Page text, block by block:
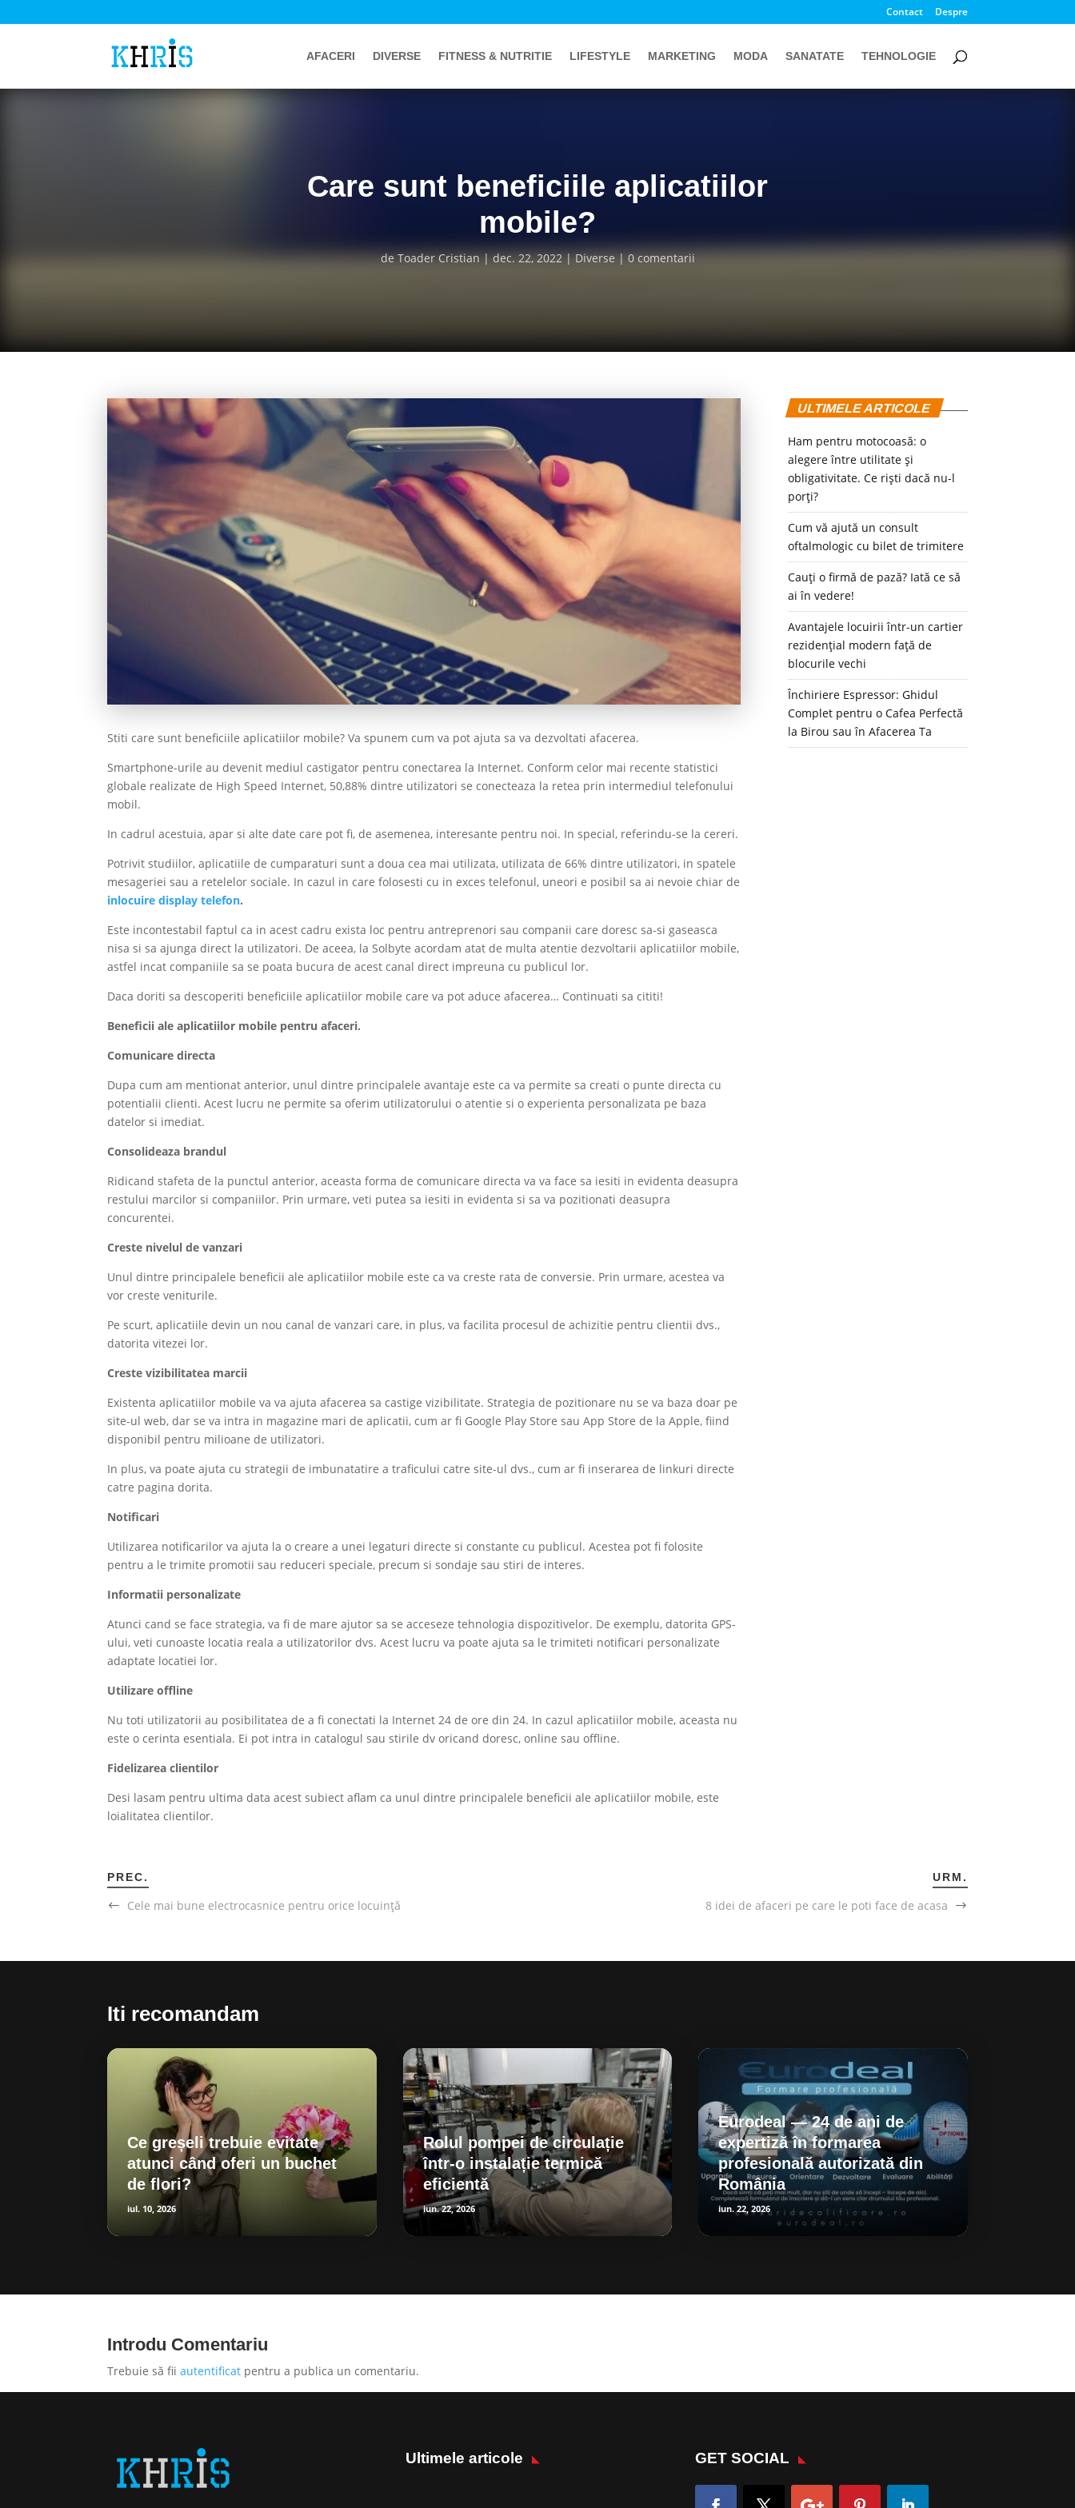
Contact Despre
AFACERI DIVERSE FITNESS & NUTRITIE LIFESTYLE MARKETING MODA SANATATE TEHNOLOGIE
Care sunt beneficiile aplicatiilor
mobile?
deToader Cristian dec. 22, 2022 Diverse 0 comentarii
Stiti care sunt beneficiile aplicatiilor mobile? Va spunem cum va pot ajuta sa va dezvoltati afacerea.
Smartphone-urile au devenit mediul castigator pentru conectarea la Internet. Conform celor mai recente statistici
globale realizate de High Speed Internet, 50,88% dintre utilizatori se conecteaza la retea prin intermediul telefonului
mobil.
In cadrul acestuia, apar si alte date care pot fi, de asemenea, interesante pentru noi. In special, referindu-se la cereri.
Potrivit studiilor, aplicatiile de cumparaturi sunt a doua cea mai utilizata, utilizata de 66% dintre utilizatori, in spatele
mesageriei sau a retelelor sociale. In cazul in care folosesti cu in exces telefonul, uneori e posibil sa ai nevoie chiar de
inlocuire display telefon.
Este incontestabil faptul ca in acest cadru exista loc pentru antreprenori sau companii care doresc sa-si gaseasca
nisa si sa ajunga direct la utilizatori. De aceea, la Solbyte acordam atat de multa atentie dezvoltarii aplicatiilor mobile,
astfel incat companiile sa se poata bucura de acest canal direct impreuna cu publicul lor.
Daca doriti sa descoperiti beneficiile aplicatiilor mobile care va pot aduce afacerea… Continuati sa cititi!
Beneficii ale aplicatiilor mobile pentru afaceri.
Comunicare directa
Dupa cum am mentionat anterior, unul dintre principalele avantaje este ca va permite sa creati o punte directa cu
potentialii clienti. Acest lucru ne permite sa oferim utilizatorului o atentie si o experienta personalizata pe baza
datelor si imediat.
Consolideaza brandul
Ridicand stafeta de la punctul anterior, aceasta forma de comunicare directa va va face sa iesiti in evidenta deasupra
restului marcilor si companiilor. Prin urmare, veti putea sa iesiti in evidenta si sa va pozitionati deasupra
concurentei.
Creste nivelul de vanzari
Unul dintre principalele beneficii ale aplicatiilor mobile este ca va creste rata de conversie. Prin urmare, acestea va
vor creste veniturile.
Pe scurt, aplicatiile devin un nou canal de vanzari care, in plus, va facilita procesul de achizitie pentru clientii dvs.,
datorita vitezei lor.
Creste vizibilitatea marcii
Existenta aplicatiilor mobile va va ajuta afacerea sa castige vizibilitate. Strategia de pozitionare nu se va baza doar pe
site-ul web, dar se va intra in magazine mari de aplicatii, cum ar fi Google Play Store sau App Store de la Apple, fiind
disponibil pentru milioane de utilizatori.
In plus, va poate ajuta cu strategii de imbunatatire a traficului catre site-ul dvs., cum ar fi inserarea de linkuri directe
catre pagina dorita.
Notificari
Utilizarea notificarilor va ajuta la o creare a unei legaturi directe si constante cu publicul. Acestea pot fi folosite
pentru a le trimite promotii sau reduceri speciale, precum si sondaje sau stiri de interes.
Informatii personalizate
Atunci cand se face strategia, va fi de mare ajutor sa se acceseze tehnologia dispozitivelor. De exemplu, datorita GPS-
ului, veti cunoaste locatia reala a utilizatorilor dvs. Acest lucru va poate ajuta sa le trimiteti notificari personalizate
adaptate locatiei lor.
Utilizare offline
Nu toti utilizatorii au posibilitatea de a fi conectati la Internet 24 de ore din 24. In cazul aplicatiilor mobile, aceasta nu
este o cerinta esentiala. Ei pot intra in catalogul sau stirile dv oricand doresc, online sau offline.
Fidelizarea clientilor
Desi lasam pentru ultima data acest subiect aflam ca unul dintre principalele beneficii ale aplicatiilor mobile, este
loialitatea clientilor.
ULTIMELE ARTICOLE
Ham pentru motocoasă: o
alegere între utilitate și
obligativitate. Ce riști dacă nu-l
porți?
Cum vă ajută un consult
oftalmologic cu bilet de trimitere
Cauți o firmă de pază? Iată ce să
ai în vedere!
Avantajele locuirii într-un cartier
rezidențial modern față de
blocurile vechi
Închiriere Espressor: Ghidul
Complet pentru o Cafea Perfectă
la Birou sau în Afacerea Ta
PREC.
Cele mai bune electrocasnice pentru orice locuință
URM.
8 idei de afaceri pe care le poti face de acasa
Iti recomandam
Ce greșeli trebuie evitate
atunci când oferi un buchet
de flori?
iul. 10, 2026
Rolul pompei de circulație
într-o instalație termică
eficientă
iun. 22, 2026
Eurodeal — 24 de ani de
expertiză în formarea
profesională autorizată din
România
iun. 22, 2026
Introdu Comentariu
Trebuie să fiiautentificat pentru a publica un comentariu.
Ultimele articole GET SOCIAL